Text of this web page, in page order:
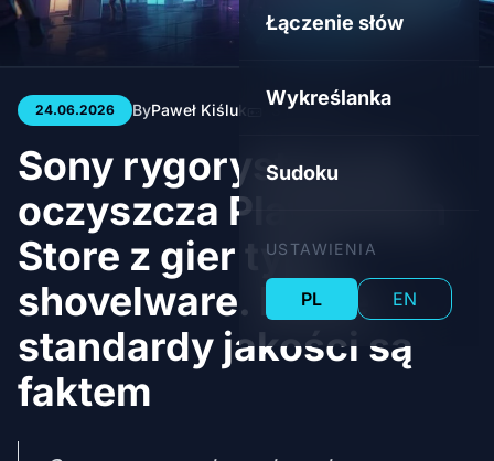
Łączenie słów
Wykreślanka
Sudoku
USTAWIENIA
PL EN
24.06.2026 ByPaweł Kiśluk 3 min 16
Sony rygorystycznie
oczyszcza PlayStation
Store z gier typu
shovelware. Nowe
standardy jakości są
faktem